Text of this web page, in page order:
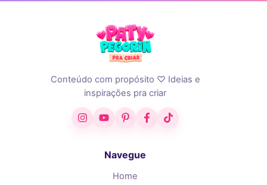
Conteúdo com propósito ♡ Ideias e
inspirações pra criar
InstagramYouTubePinterestFacebook
TikTok
Navegue
Home